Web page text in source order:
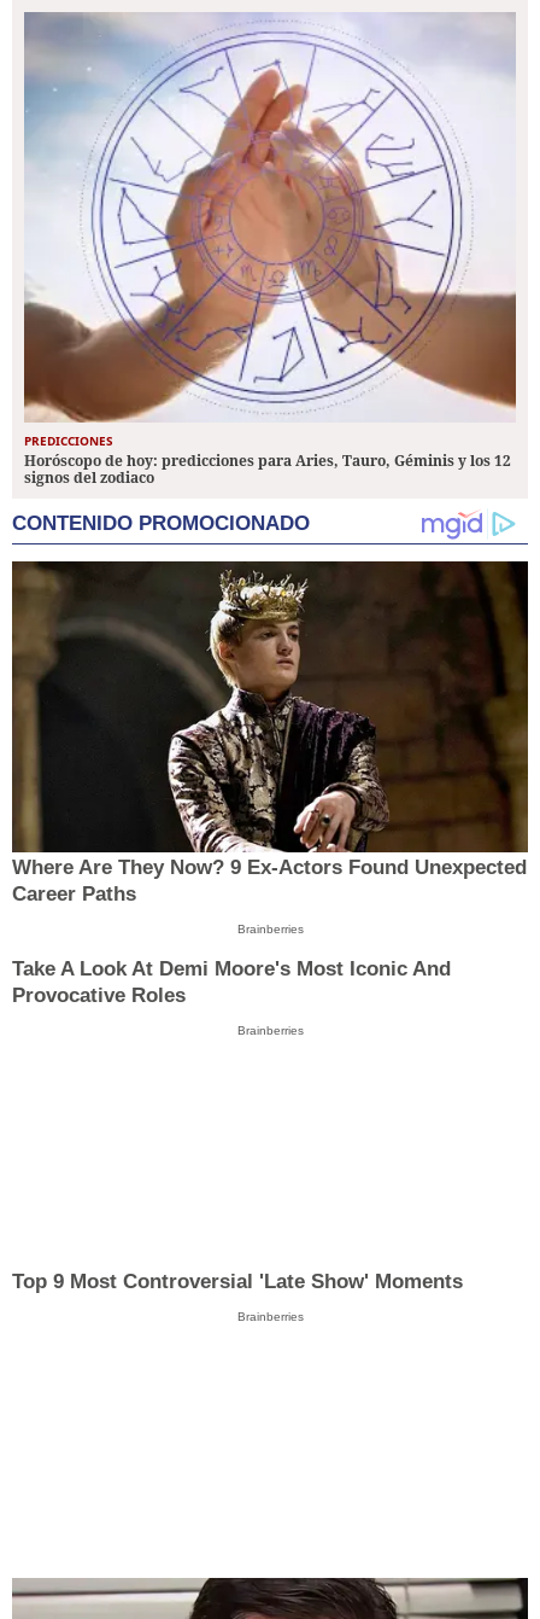
PREDICCIONES
Horóscopo de hoy: predicciones para Aries, Tauro, Géminis y los 12
signos del zodiaco
CONTENIDO PROMOCIONADO
Where Are They Now? 9 Ex-Actors Found Unexpected
Career Paths
Brainberries
Take A Look At Demi Moore's Most Iconic And
Provocative Roles
Brainberries
Top 9 Most Controversial 'Late Show' Moments
Brainberries